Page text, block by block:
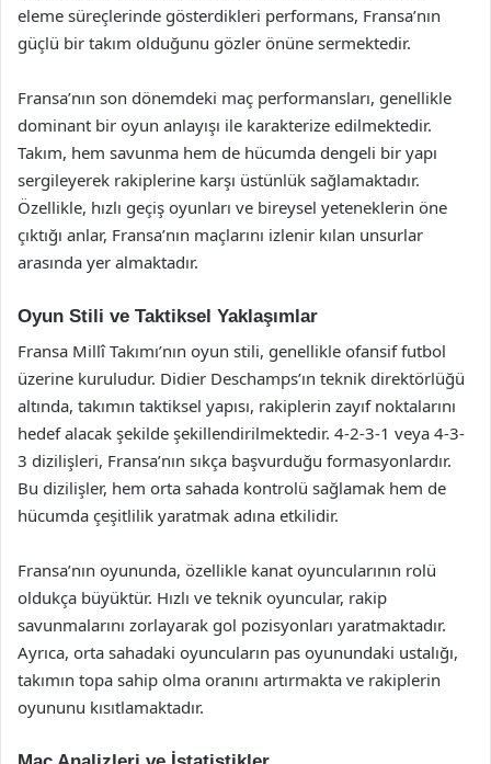
eleme süreçlerinde gösterdikleri performans, Fransa’nın
güçlü bir takım olduğunu gözler önüne sermektedir.
Fransa’nın son dönemdeki maç performansları, genellikle
dominant bir oyun anlayışı ile karakterize edilmektedir.
Takım, hem savunma hem de hücumda dengeli bir yapı
sergileyerek rakiplerine karşı üstünlük sağlamaktadır.
Özellikle, hızlı geçiş oyunları ve bireysel yeteneklerin öne
çıktığı anlar, Fransa’nın maçlarını izlenir kılan unsurlar
arasında yer almaktadır.
Oyun Stili ve Taktiksel Yaklaşımlar
Fransa Millî Takımı’nın oyun stili, genellikle ofansif futbol
üzerine kuruludur. Didier Deschamps’ın teknik direktörlüğü
altında, takımın taktiksel yapısı, rakiplerin zayıf noktalarını
hedef alacak şekilde şekillendirilmektedir. 4-2-3-1 veya 4-3-
3 dizilişleri, Fransa’nın sıkça başvurduğu formasyonlardır.
Bu dizilişler, hem orta sahada kontrolü sağlamak hem de
hücumda çeşitlilik yaratmak adına etkilidir.
Fransa’nın oyununda, özellikle kanat oyuncularının rolü
oldukça büyüktür. Hızlı ve teknik oyuncular, rakip
savunmalarını zorlayarak gol pozisyonları yaratmaktadır.
Ayrıca, orta sahadaki oyuncuların pas oyunundaki ustalığı,
takımın topa sahip olma oranını artırmakta ve rakiplerin
oyununu kısıtlamaktadır.